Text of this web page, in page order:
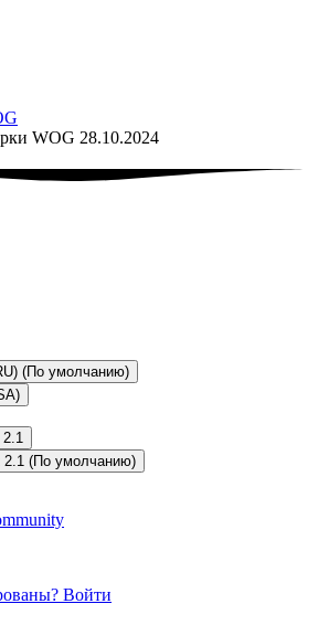
WOG 28.10.2024
(По умолчанию)
2.1 (По умолчанию)
Войти